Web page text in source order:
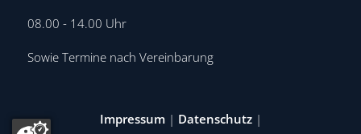
08.00 - 14.00 Uhr
Sowie Termine nach Vereinbarung
Impressum| Datenschutz|